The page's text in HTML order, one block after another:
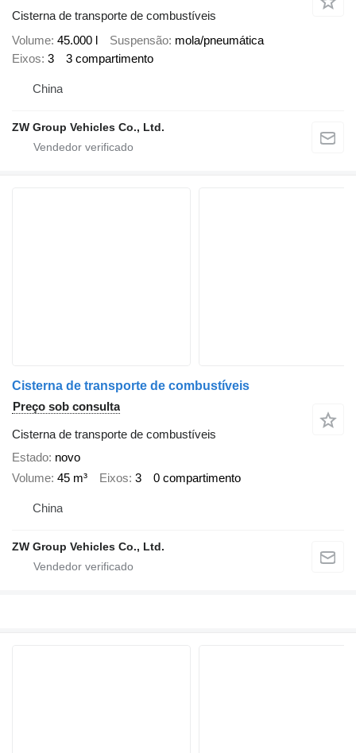
Cisterna de transporte de combustíveis
Volume 45.000 l Suspensão mola/pneumática
Eixos 3 3 compartimento
China
ZW Group Vehicles Co., Ltd.
Cisterna de transporte de combustíveis
Preço sob consulta
Cisterna de transporte de combustíveis
Estado novo
Volume 45 m³ Eixos 3 0 compartimento
China
ZW Group Vehicles Co., Ltd.